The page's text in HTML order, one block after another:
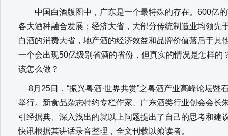
中国白酒版图中，广东是一个最特殊的存在。600亿的
各大酒种融合发展；经济大省，大部分传统制造业均领先
白酒的消费大省，地产酒的经济效益和品牌价值落后于其
一个会出现50亿级别省酒的省份，但真实的情况是怎样的
该怎么做？
8月25日，“振兴粤酒·世界共赏”之粤酒产业高峰论坛暨
举行。新食品杂志特约专栏作家、广东酒类行业创会会长
引经据典、深入浅出的就以上问题提出了自己的思考和建
快讯根据其讲话录音整理，全文刊载以飨读者。